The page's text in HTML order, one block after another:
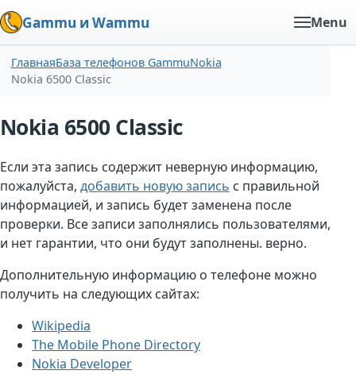
Gammu и Wammu Menu
ГлавнаяБаза телефонов GammuNokia
Nokia 6500 Classic
Nokia 6500 Classic
Если эта запись содержит неверную информацию,
пожалуйста, добавить новую запись с правильной
информацией, и запись будет заменена после
проверки. Все записи заполнялись пользователями,
и нет гарантии, что они будут заполнены. верно.
Дополнительную информацию о телефоне можно
получить на следующих сайтах:
Wikipedia
The Mobile Phone Directory
Nokia Developer